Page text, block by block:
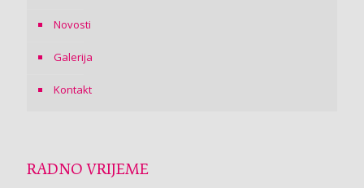
Novosti
Galerija
Kontakt
RADNO VRIJEME